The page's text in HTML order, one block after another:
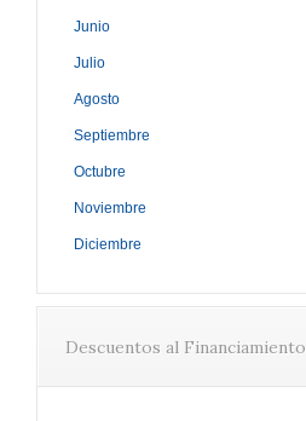
Junio
Julio
Agosto
Septiembre
Octubre
Noviembre
Diciembre
Descuentos al Financiamiento